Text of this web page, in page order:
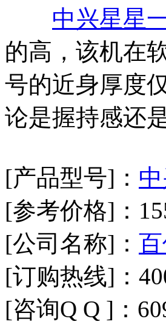
中兴星星
的高，该机在
号的近身厚度
论是握持感还
[产品型号]：
[参考价格]：
[公司名称]：
[订购热线]：
[咨询Q Q ]：